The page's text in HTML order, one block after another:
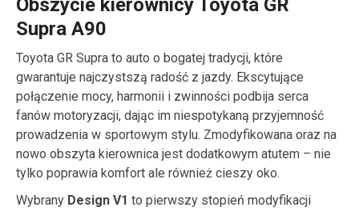
Obszycie kierownicy Toyota GR
Supra A90
Toyota GR Supra to auto o bogatej tradycji, które
gwarantuje najczystszą radość z jazdy. Ekscytujące
połączenie mocy, harmonii i zwinności podbija serca
fanów motoryzacji, dając im niespotykaną przyjemność
prowadzenia w sportowym stylu. Zmodyfikowana oraz na
nowo obszyta kierownica jest dodatkowym atutem – nie
tylko poprawia komfort ale również cieszy oko.
Wybrany Design V1 to pierwszy stopień modyfikacji